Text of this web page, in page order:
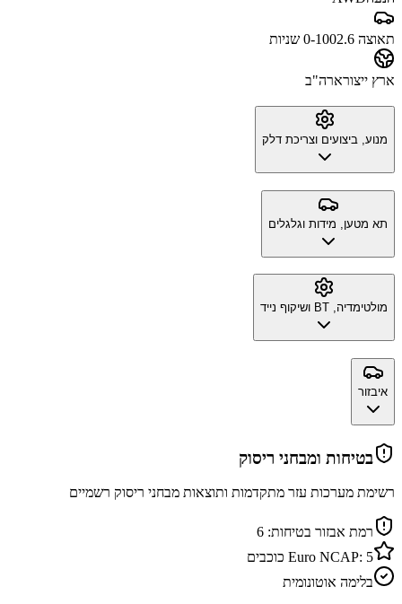
תאוצה 0-100 2.6 שניות
ארץ ייצורארה"ב
מנוע, ביצועים וצריכת דלק
תא מטען, מידות וגלגלים
מולטימדיה, BT ושיקוף נייד
איבזור
בטיחות ומבחני ריסוק
רשימת מערכות עזר מתקדמות ותוצאות מבחני ריסוק רשמיים
רמת אבזור בטיחות: 6
Euro NCAP: 5
כוכבים
בלימה אוטונומית